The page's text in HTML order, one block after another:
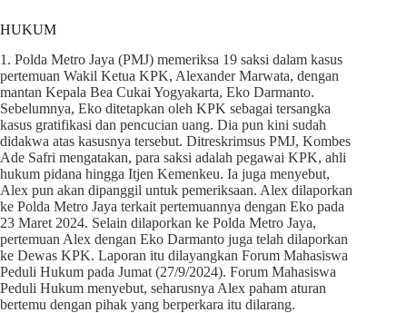
HUKUM
1. Polda Metro Jaya (PMJ) memeriksa 19 saksi dalam kasus
pertemuan Wakil Ketua KPK, Alexander Marwata, dengan
mantan Kepala Bea Cukai Yogyakarta, Eko Darmanto.
Sebelumnya, Eko ditetapkan oleh KPK sebagai tersangka
kasus gratifikasi dan pencucian uang. Dia pun kini sudah
didakwa atas kasusnya tersebut. Ditreskrimsus PMJ, Kombes
Ade Safri mengatakan, para saksi adalah pegawai KPK, ahli
hukum pidana hingga Itjen Kemenkeu. Ia juga menyebut,
Alex pun akan dipanggil untuk pemeriksaan. Alex dilaporkan
ke Polda Metro Jaya terkait pertemuannya dengan Eko pada
23 Maret 2024. Selain dilaporkan ke Polda Metro Jaya,
pertemuan Alex dengan Eko Darmanto juga telah dilaporkan
ke Dewas KPK. Laporan itu dilayangkan Forum Mahasiswa
Peduli Hukum pada Jumat (27/9/2024). Forum Mahasiswa
Peduli Hukum menyebut, seharusnya Alex paham aturan
bertemu dengan pihak yang berperkara itu dilarang.